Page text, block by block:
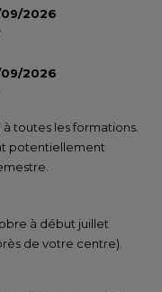
09/2026
09/2026
toutes les formations.
potentiellement
à début juillet
de votre centre).